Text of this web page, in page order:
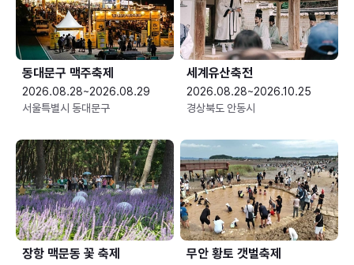
동대문구 맥주축제
2026.08.28~2026.08.29
서울특별시 동대문구
세계유산축전
2026.08.28~2026.10.25
경상북도 안동시
장항 맥문동 꽃 축제 무안 황토 갯벌축제